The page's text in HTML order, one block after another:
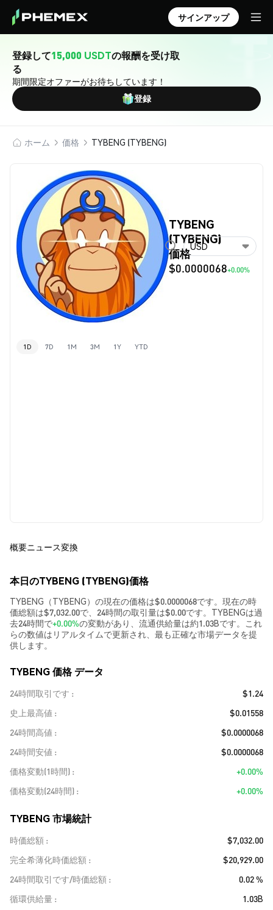
サインアップ
登録して15,000 USDTの報酬を受け取
る
期間限定オファーがお待ちしています！
登録
ホーム 価格 TYBENG (TYBENG)
TYBENG
(TYBENG)
価格
$0.0000068+0.00%
USD
1D 7D 1M 3M 1Y YTD
概要ニュース変換
本日のTYBENG (TYBENG)価格
TYBENG（TYBENG）の現在の価格は$0.0000068です。現在の時
価総額は$7,032.00で、24時間の取引量は$0.00です。TYBENGは過
去24時間で+0.00%の変動があり、流通供給量は約1.03Bです。これ
らの数値はリアルタイムで更新され、最も正確な市場データを提
供します。
TYBENG 価格 データ
24時間取引です
$1.24
史上最高値
$0.01558
24時間高値
$0.0000068
24時間安値
$0.0000068
価格変動(1時間)
+0.00%
価格変動(24時間)
+0.00%
TYBENG 市場統計
時価総額
$7,032.00
完全希薄化時価総額
$20,929.00
24時間取引です/時価総額
0.02 %
循環供給量
1.03B